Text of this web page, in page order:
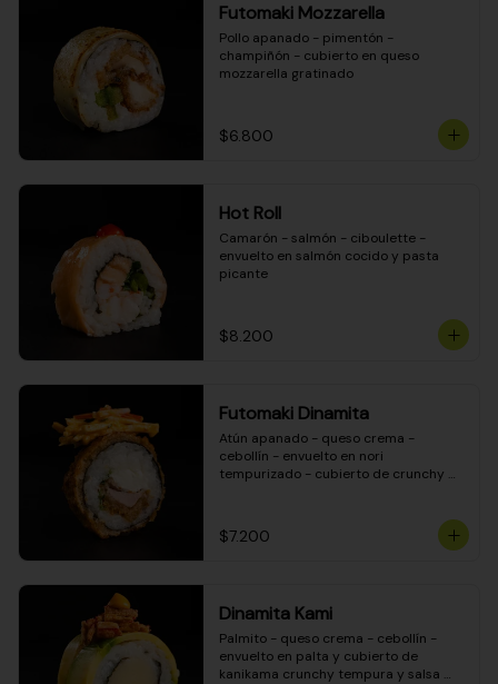
Futomaki Mozzarella
Pollo apanado - pimentón -
champiñón - cubierto en queso
mozzarella gratinado
$6.800
Hot Roll
Camarón - salmón - ciboulette -
envuelto en salmón cocido y pasta
picante
$8.200
Futomaki Dinamita
Atún apanado - queso crema -
cebollín - envuelto en nori
tempurizado - cubierto de crunchy
$7.200
Dinamita Kami
Palmito - queso crema - cebollín -
envuelto en palta y cubierto de
kanikama crunchy tempura y salsa